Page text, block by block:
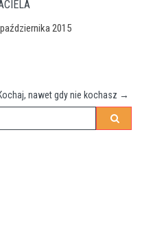
2015
nawet gdy nie kochasz →